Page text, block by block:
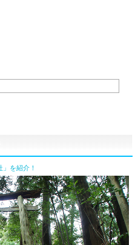
を紹介！